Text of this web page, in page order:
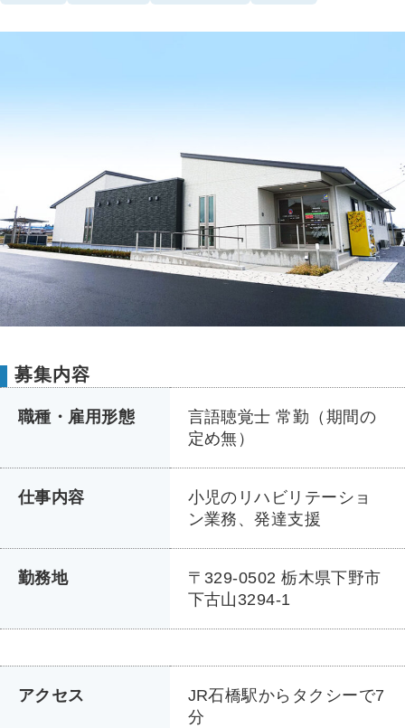
募集内容
職種・雇用形態
言語聴覚士 常勤（期間の
定め無）
仕事内容
小児のリハビリテーショ
ン業務、発達支援
勤務地
〒329-0502 栃木県下野市
下古山3294-1
アクセス
JR石橋駅からタクシーで7
分